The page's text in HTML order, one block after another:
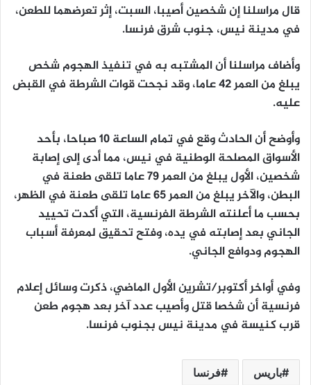
قال مراسلنا إن شخصين أصيبا، السبت، إثر تعرضهما للطعن،
في مدينة نيس، جنوب شرق فرنسا.
وأضاف مراسلنا أن المشتبه به في تنفيذ الهجوم شخص
يبلغ من العمر 42 عاما، وقد نجحت قوات الشرطة في القبض
عليه.
وأوضح أن الحادث وقع في تمام الساعة 10 صباحا، بأحد
الأسواق المصلحة الوطنية في نيس، مما أدى إلى إصابة
شخصين، الأول يبلغ من العمر 79 عاما تلقى طعنة في
البطن، والآخر يبلغ من العمر 65 عاما تلقى طعنة في الظهر،
بحسب ما أعلنته الشرطة الفرنسية، التي أكدت تحييد
الجاني بعد إصابته في يده، وفتح تحقيق لمعرفة أسباب
الهجوم ودوافع الجاني.
وفي أواخر أكتوبر/تشرين الأول الماضي، ذكرت وسائل إعلام
فرنسية أن شخصا قتل وأصيب عدد آخر بعد هجوم طعن
قرب كنيسة في مدينة نيس بجنوب فرنسا.
باريس فرنسا